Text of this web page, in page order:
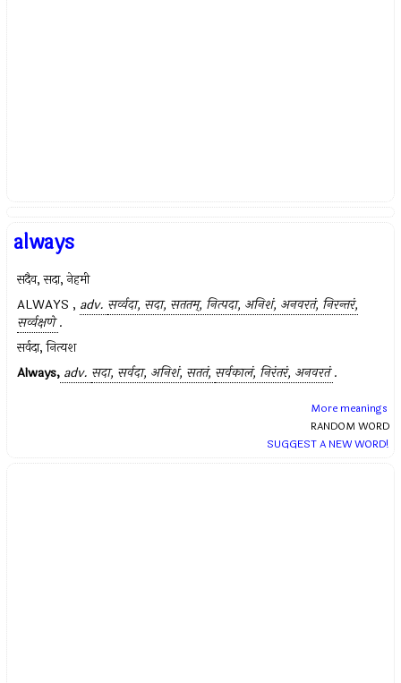
always
सदैव, सदा, नेहमी
ALWAYS , adv. सर्व्वदा, सदा, सततम्, नित्पदा, अनिशं, अनवरतं, निरन्तरं,
सर्व्वक्षणे .
सर्वदा, नित्यश
Always, adv. सदा, सर्वदा, अनिशं, सततं, सर्वकालं, निरंतरं, अनवरतं .
More meanings
RANDOM WORD
SUGGEST A NEW WORD!